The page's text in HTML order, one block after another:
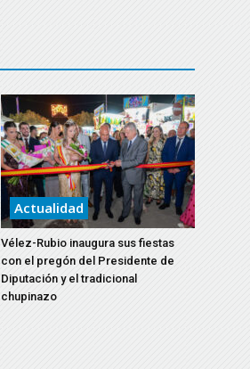
Actualidad
Vélez-Rubio inaugura sus fiestas
con el pregón del Presidente de
Diputación y el tradicional
chupinazo